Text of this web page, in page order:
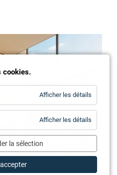
cookies.
Afficher les détails
Afficher les détails
la sélection